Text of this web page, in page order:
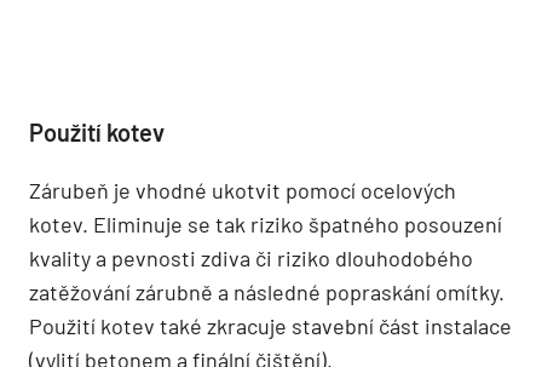
Použití kotev
Zárubeň je vhodné ukotvit pomocí ocelových
kotev. Eliminuje se tak riziko špatného posouzení
kvality a pevnosti zdiva či riziko dlouhodobého
zatěžování zárubně a následné popraskání omítky.
Použití kotev také zkracuje stavební část instalace
(vylití betonem a finální čištění).